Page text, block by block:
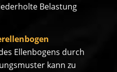
Belastung
Ellenbogens durch
kann zu